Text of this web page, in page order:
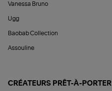
Vanessa Bruno
Ugg
Baobab Collection
Assouline
CRÉATEURS PRÊT-À-PORTER